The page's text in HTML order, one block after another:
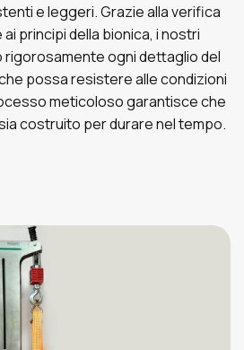
e leggeri. Grazie alla verifica
principi della bionica, i nostri
rigorosamente ogni dettaglio del
possa resistere alle condizioni
meticoloso garantisce che
costruito per durare nel tempo.